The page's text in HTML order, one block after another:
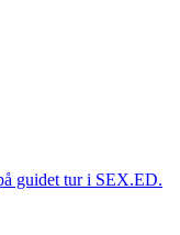
guidet tur i SEX.ED.